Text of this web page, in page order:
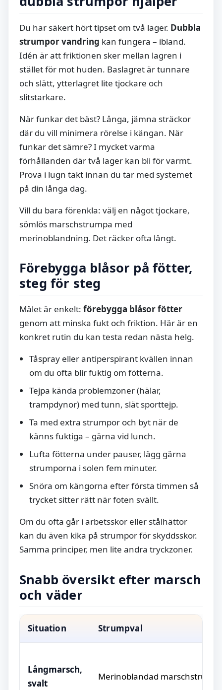
Du har säkert hört tipset om två lager. Dubbla
strumpor vandring kan fungera – ibland.
Idén är att friktionen sker mellan lagren i
stället för mot huden. Baslagret är tunnare
och slätt, ytterlagret lite tjockare och
slitstarkare.
När funkar det bäst? Långa, jämna sträckor
där du vill minimera rörelse i kängan. När
funkar det sämre? I mycket varma
förhållanden där två lager kan bli för varmt.
Prova i lugn takt innan du tar med systemet
på din långa dag.
Vill du bara förenkla: välj en något tjockare,
sömlös marschstrumpa med
merinoblandning. Det räcker ofta långt.
Förebygga blåsor på fötter,
steg för steg
Målet är enkelt: förebygga blåsor fötter
genom att minska fukt och friktion. Här är en
konkret rutin du kan testa redan nästa helg.
Tåspray eller antiperspirant kvällen innan
om du ofta blir fuktig om fötterna.
Tejpa kända problemzoner (hälar,
trampdynor) med tunn, slät sporttejp.
Ta med extra strumpor och byt när de
känns fuktiga – gärna vid lunch.
Lufta fötterna under pauser, lägg gärna
strumporna i solen fem minuter.
Snöra om kängorna efter första timmen så
trycket sitter rätt när foten svällt.
Om du ofta går i arbetsskor eller stålhättor
kan du även kika på strumpor för skyddsskor.
Samma principer, men lite andra tryckzoner.
Snabb översikt efter marsch
och väder
Situation Strumpval
Långmarsch,
svalt
Merinoblandad